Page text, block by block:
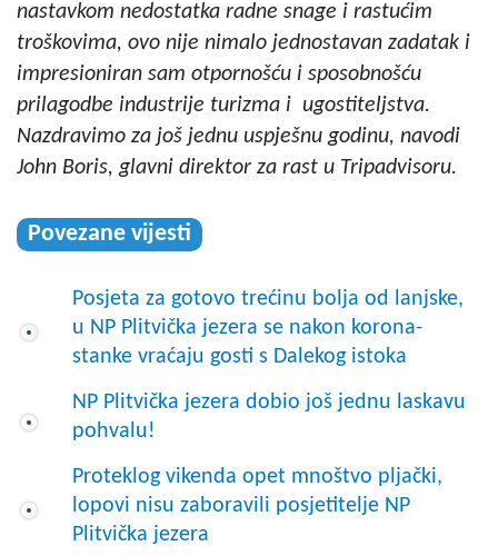
nastavkom nedostatka radne snage i rastućim
troškovima, ovo nije nimalo jednostavan zadatak i
impresioniran sam otpornošću i sposobnošću
prilagodbe industrije turizma i ugostiteljstva.
Nazdravimo za još jednu uspješnu godinu, navodi
John Boris, glavni direktor za rast u Tripadvisoru.
Povezane vijesti
Posjeta za gotovo trećinu bolja od lanjske,
u NP Plitvička jezera se nakon korona-
stanke vraćaju gosti s Dalekog istoka
NP Plitvička jezera dobio još jednu laskavu
pohvalu!
Proteklog vikenda opet mnoštvo pljački,
lopovi nisu zaboravili posjetitelje NP
Plitvička jezera